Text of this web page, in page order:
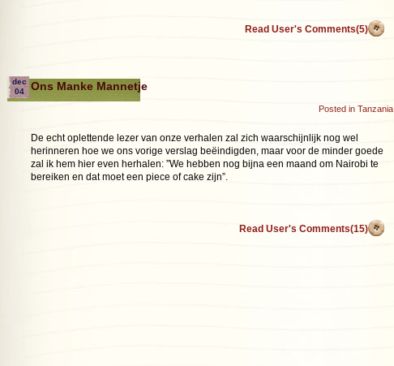
Read User's Comments(5)
Ons Manke Mannetje
Posted in Tanzania
dec
04
De echt oplettende lezer van onze verhalen zal zich waarschijnlijk nog wel
herinneren hoe we ons vorige verslag beëindigden, maar voor de minder goede
zal ik hem hier even herhalen: ”We hebben nog bijna een maand om Nairobi te
bereiken en dat moet een piece of cake zijn”.
Read User's Comments(15)